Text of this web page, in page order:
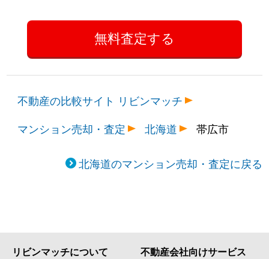
不動産の比較サイト リビンマッチ
マンション売却・査定
北海道 帯広市
北海道のマンション売却・査定に戻る
リビンマッチについて 不動産会社向けサービス